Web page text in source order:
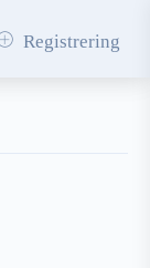
Registrering